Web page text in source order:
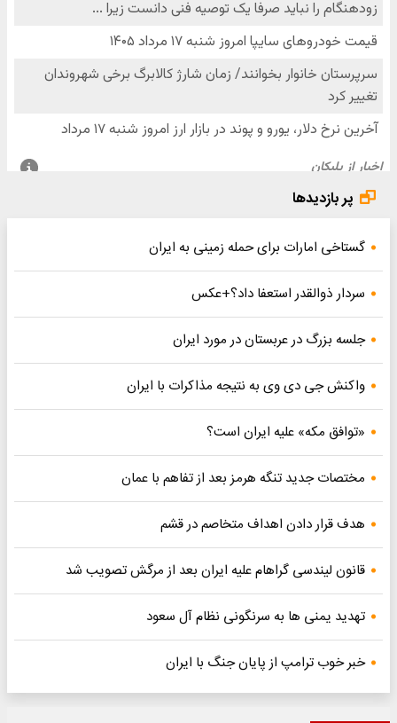
پر بازدیدها
گستاخی امارات برای حمله زمینی به ایران
سردار ذوالقدر استعفا داد؟+عکس
جلسه بزرگ در عربستان در مورد ایران
واکنش جی دی وی به نتیجه مذاکرات با ایران
«توافق مکه» علیه ایران است؟
مختصات جدید تنگه هرمز بعد از تفاهم با عمان
هدف قرار دادن اهداف متخاصم در قشم
قانون لیندسی گراهام علیه ایران بعد از مرگش تصویب شد
تهدید یمنی ها به سرنگونی نظام آل سعود
خبر خوب ترامپ از پایان جنگ با ایران